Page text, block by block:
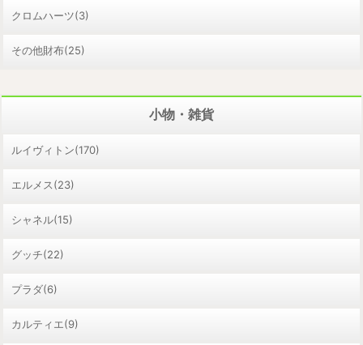
クロムハーツ(3)
その他財布(25)
小物・雑貨
ルイヴィトン(170)
エルメス(23)
シャネル(15)
グッチ(22)
プラダ(6)
カルティエ(9)